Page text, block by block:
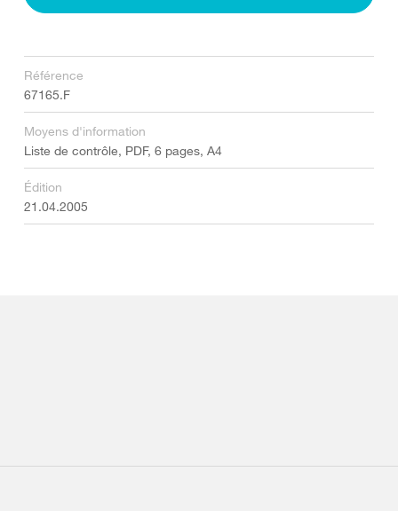
Référence
67165.F
Moyens d'information
Liste de contrôle, PDF, 6 pages, A4
Édition
21.04.2005